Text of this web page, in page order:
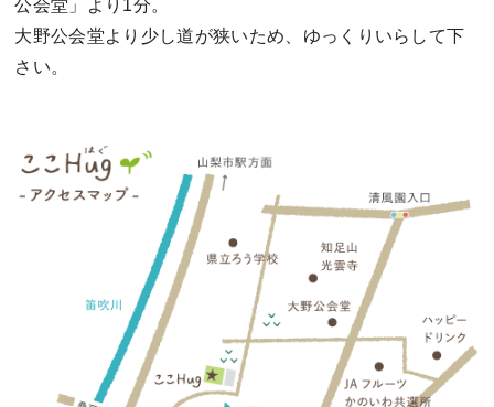
公会堂」より1分。
大野公会堂より少し道が狭いため、ゆっくりいらして下
さい。